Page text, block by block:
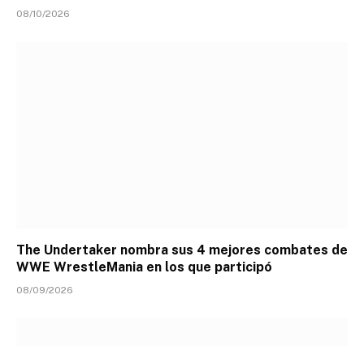
08/10/2026
The Undertaker nombra sus 4 mejores combates de
WWE WrestleMania en los que participó
08/09/2026